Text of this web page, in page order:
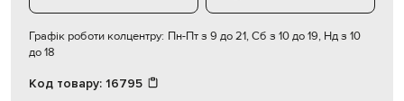
Графік роботи колцентру: Пн-Пт з 9 до 21, Сб з 10 до 19, Нд з 10
до 18
Код товару: 16795